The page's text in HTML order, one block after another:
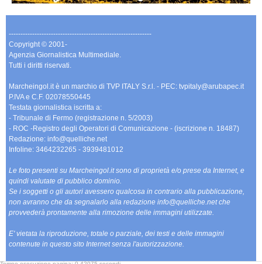
-------------------------------------------------------------
Copyright © 2001-
Agenzia Giornalistica Multimediale.
Tutti i diritti riservati.
Marcheingol.it è un marchio di TVP ITALY S.r.l. - PEC: tvpitaly@arubapec.it
P.IVA e C.F. 02078550445
Testata giornalistica iscritta a:
- Tribunale di Fermo (registrazione n. 5/2003)
- ROC -Registro degli Operatori di Comunicazione - (iscrizione n. 18487)
Redazione: info@quelliche.net
Infoline: 3464232265 - 3939481012
Le foto presenti su Marcheingol.it sono di proprietà e/o prese da Internet, e
quindi valutate di pubblico dominio.
Se i soggetti o gli autori avessero qualcosa in contrario alla pubblicazione,
non avranno che da segnalarlo alla redazione info@quelliche.net che
provvederà prontamente alla rimozione delle immagini utilizzate.
E' vietata la riproduzione, totale o parziale, dei testi e delle immagini
contenute in questo sito Internet senza l'autorizzazione.